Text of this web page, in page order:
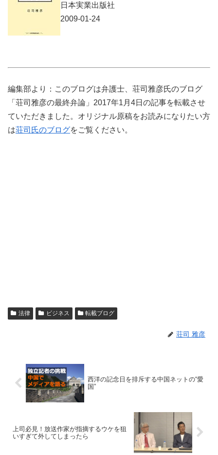
日本実業出版社
2009-01-24
編集部より：このブログは弁護士、荘司雅彦氏のブログ
「荘司雅彦の最終弁論」2017年1月4日の記事を転載させ
ていただきました。オリジナル原稿をお読みになりたい方
は荘司氏のブログをご覧ください。
法律 ビジネス 転載ブログ
荘司 雅彦
西洋の記念日を排斥する中国ネットの“愛
国”
上司必見！放送作家が指摘するウケを狙
いすぎて外してしまったら